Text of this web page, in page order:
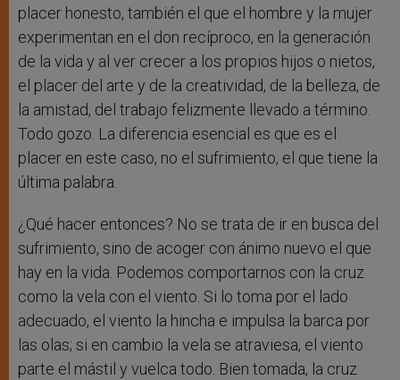
placer honesto, también el que el hombre y la mujer
experimentan en el don recíproco, en la generación
de la vida y al ver crecer a los propios hijos o nietos,
el placer del arte y de la creatividad, de la belleza, de
la amistad, del trabajo felizmente llevado a término.
Todo gozo. La diferencia esencial es que es el
placer en este caso, no el sufrimiento, el que tiene la
última palabra.
¿Qué hacer entonces? No se trata de ir en busca del
sufrimiento, sino de acoger con ánimo nuevo el que
hay en la vida. Podemos comportarnos con la cruz
como la vela con el viento. Si lo toma por el lado
adecuado, el viento la hincha e impulsa la barca por
las olas; si en cambio la vela se atraviesa, el viento
parte el mástil y vuelca todo. Bien tomada, la cruz